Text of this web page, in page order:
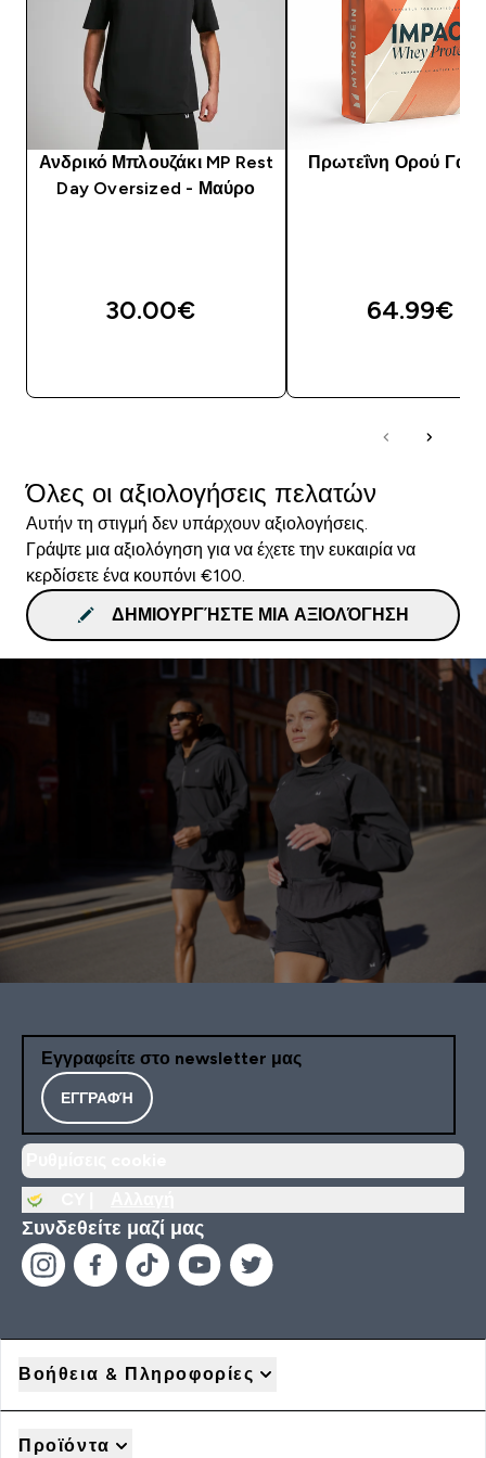
Ανδρικό Μπλουζάκι MP Rest
Day Oversized - Μαύρο
30.00€‎
Πρωτεΐνη Ορού
64.99€‎
Όλες οι αξιολογήσεις πελατών
Αυτήν τη στιγμή δεν υπάρχουν αξιολογήσεις.
Γράψτε μια αξιολόγηση για να έχετε την ευκαιρία να
κερδίσετε ένα κουπόνι €100.
ΔΗΜΙΟΥΡΓΉΣΤΕ ΜΙΑ ΑΞΙΟΛΌΓΗΣΗ
Εγγραφείτε στο newsletter μας
ΕΓΓΡΑΦΉ
Συνδεθείτε μαζί μας
Βοήθεια & Πληροφορίες
Προϊόντα